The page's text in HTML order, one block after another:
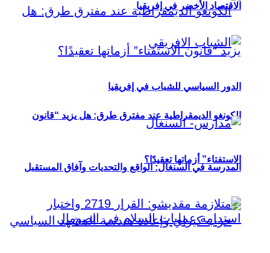
الكونغو الديمقراطية عند مفترق طرق: هل يزيد “قانون
الاستفتاء” أزماتها تعقيدًا؟
الاقتصاد الأخضر في إفريقيا
الدور السياسي للشباب في إفريقيا
المدرسة في السنغال: الواقع والتحديات وآفاق المستقبل